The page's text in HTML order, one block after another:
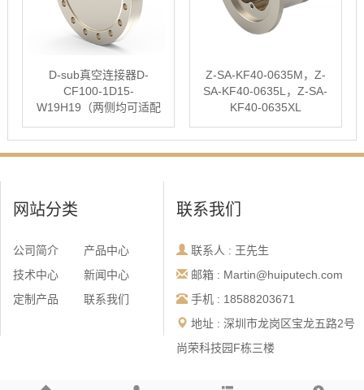
D-sub真空连接器D-
CF100-1D15-
W19H19（两侧均可适配
国标D-Sub 15插头）
Z-SA-KF40-0635M，Z-
SA-KF40-0635L，Z-SA-
KF40-0635XL
网站分类
公司简介
产品中心
技术中心
新闻中心
定制产品
联系我们
联系我们
联系人 : 王先生
邮箱 : Martin@huiputech.com
手机 : 18588203671
地址 : 深圳市龙岗区宝龙五路2号
尚荣科技园F栋三楼